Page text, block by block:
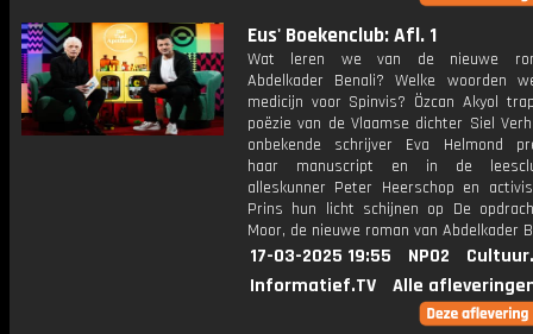
Eus' Boekenclub: Afl. 1
Wat leren we van de nieuwe
Abdelkader Benali? Welke woorden
medicijn voor Spinvis? Özcan Akyol
poëzie van de Vlaamse dichter Siel
onbekende schrijver Eva Helmond
haar manuscript en in de
alleskunner Peter Heerschop en
Prins hun licht schijnen op De
Moor, de nieuwe roman van Abdelkader
17-03-2025 19:55 NPO2
Informatief.TV
Alle